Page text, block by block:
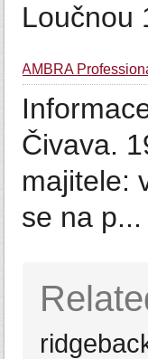
Loučnou
AMBRA
Čivava.
majitele:
se na p...